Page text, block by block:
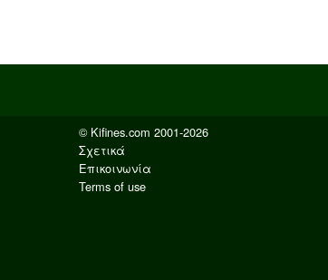
© Kifines.com 2001-2026
Σχετικά
Επικοινωνία
Terms of use